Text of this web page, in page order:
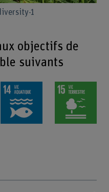
1
objectifs de
suivants